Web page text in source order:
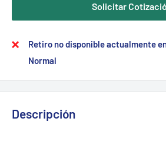
Solicitar
Retiro no disponible actualmente
Normal
Descripción